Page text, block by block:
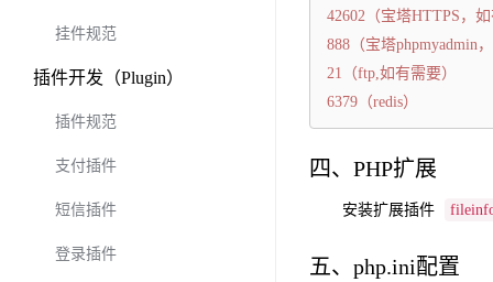
挂件规范
插件开发（Plugin）
插件规范
支付插件
短信插件
登录插件
42602（宝塔HTTPS，
888（宝塔phpmyadmin
21（ftp,如有需要）
6379（redis）
四、PHP扩展
安装扩展插件
五、php.ini配置